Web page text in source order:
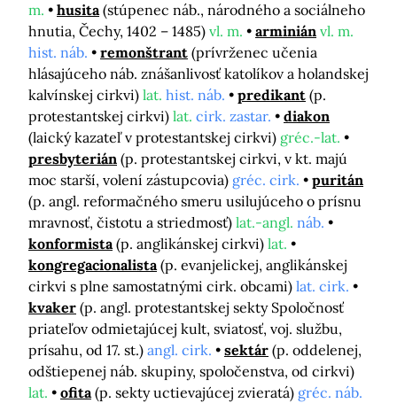
m.
husita (stúpenec náb., národného a sociálneho
hnutia, Čechy, 1402 – 1485) vl. m. arminián vl. m.
hist. náb.
remonštrant (prívrženec učenia
hlásajúceho náb. znášanlivosť katolíkov a holandskej
kalvínskej cirkvi) lat. hist. náb. predikant (p.
protestantskej cirkvi) lat. cirk. zastar.
diakon
(laický kazateľ v protestantskej cirkvi) gréc.-lat.
presbyterián (p. protestantskej cirkvi, v kt. majú
moc starší, volení zástupcovia) gréc. cirk.
puritán
(p. angl. reformačného smeru usilujúceho o prísnu
mravnosť, čistotu a striedmosť) lat.-angl. náb.
konformista (p. anglikánskej cirkvi) lat.
kongregacionalista (p. evanjelickej, anglikánskej
cirkvi s plne samostatnými cirk. obcami) lat. cirk.
kvaker (p. angl. protestantskej sekty Spoločnosť
priateľov odmietajúcej kult, sviatosť, voj. službu,
prísahu, od 17. st.) angl. cirk. sektár (p. oddelenej,
odštiepenej náb. skupiny, spoločenstva, od cirkvi)
lat.
ofita (p. sekty uctievajúcej zvieratá) gréc. náb.